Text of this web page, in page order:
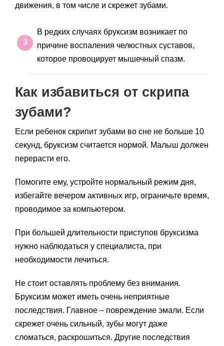
движения, в том числе и скрежет зубами.
В редких случаях бруксизм возникает по
причине воспаления челюстных суставов,
которое провоцирует мышечный спазм.
Как избавиться от скрипа
зубами?
Если ребенок скрипит зубами во сне не больше 10
секунд, бруксизм считается нормой. Малыш должен
перерасти его.
Помогите ему, устройте нормальный режим дня,
избегайте вечером активных игр, ограничьте время,
проводимое за компьютером.
При большей длительности приступов бруксизма
нужно наблюдаться у специалиста, при
необходимости лечиться.
Не стоит оставлять проблему без внимания.
Бруксизм может иметь очень неприятные
последствия. Главное – повреждение эмали. Если
скрежет очень сильный, зубы могут даже
сломаться, раскрошиться. Другие последствия